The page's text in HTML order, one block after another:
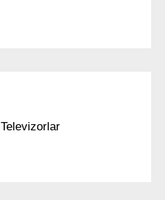
Televizorlar